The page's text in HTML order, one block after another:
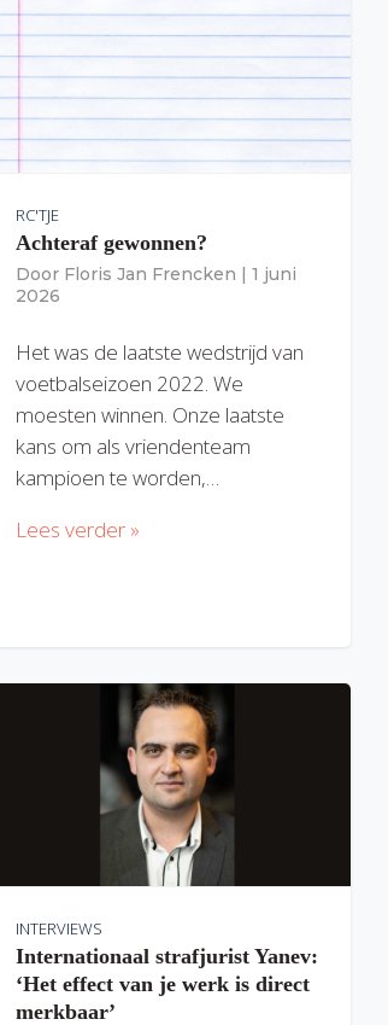
RC'TJE
Achteraf gewonnen?
Door Floris Jan Frencken | 1 juni
2026
Het was de laatste wedstrijd van
voetbalseizoen 2022. We
moesten winnen. Onze laatste
kans om als vriendenteam
kampioen te worden,…
Lees verder »
INTERVIEWS
Internationaal strafjurist Yanev:
‘Het effect van je werk is direct
merkbaar’